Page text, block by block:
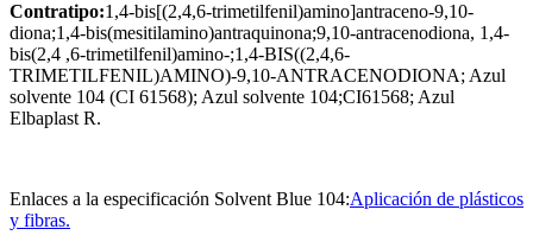
Contratipo:1,4-bis[(2,4,6-trimetilfenil)amino]antraceno-9,10-
diona;1,4-bis(mesitilamino)antraquinona;9,10-antracenodiona, 1,4-
bis(2,4 ,6-trimetilfenil)amino-;1,4-BIS((2,4,6-
TRIMETILFENIL)AMINO)-9,10-ANTRACENODIONA; Azul
solvente 104 (CI 61568); Azul solvente 104;CI61568; Azul
Elbaplast R.
Enlaces a la especificación Solvent Blue 104:Aplicación de plásticos
y fibras.